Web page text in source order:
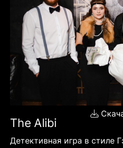
The Alibi
Детективная игра в стиле